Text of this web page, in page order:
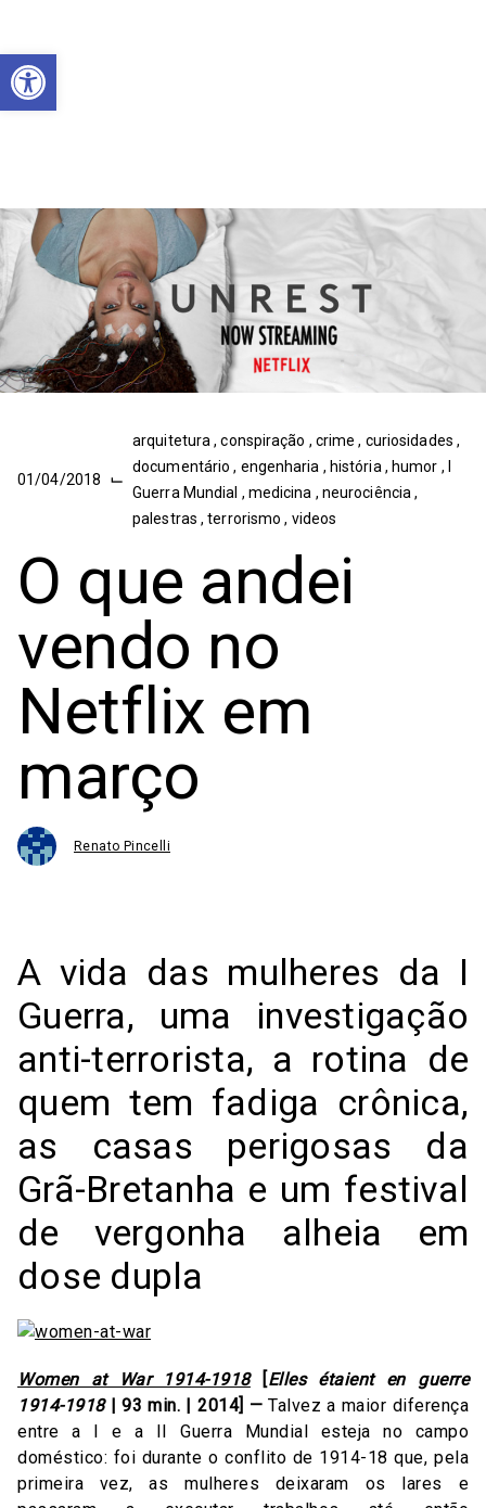
Abrir a barra de ferramentas
01/04/2018 ⌙
arquitetura,conspiração , crime, curiosidades ,
documentário, engenharia , história, humor ,
Guerra Mundial , medicina , neurociência,
palestras ,terrorismo, videos
O que andei
vendo no
Netflix em
março
Renato Pincelli
A vida das mulheres da I
Guerra, uma investigação
anti-terrorista, a rotina de
quem tem fadiga crônica,
as casas perigosas da
Grã-Bretanha e um festival
de vergonha alheia em
dose dupla
Women at War 1914-1918[Elles étaient en guerre
1914-1918| 93 min. | 2014] — Talvez a maior diferença
entre a I e a II Guerra Mundial esteja no campo
doméstico: foi durante o conflito de 1914-18 que, pela
primeira vez, as mulheres deixaram os lares e